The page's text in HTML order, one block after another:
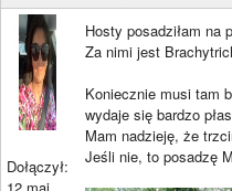
Dołączył:
Hosty posadziłam na
Za nimi jest
Koniecznie musi tam
wydaje się bardzo
Mam nadzieję, że
Jeśli nie, to posadzę